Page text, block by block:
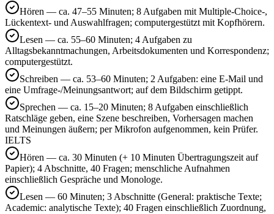
Hören — ca. 47–55 Minuten; 8 Aufgaben mit Multiple-Choice-,
Lückentext- und Auswahlfragen; computergestützt mit Kopfhörern.
Lesen — ca. 55–60 Minuten; 4 Aufgaben zu
Alltagsbekanntmachungen, Arbeitsdokumenten und Korrespondenz;
computergestützt.
Schreiben — ca. 53–60 Minuten; 2 Aufgaben: eine E-Mail und
eine Umfrage-/Meinungsantwort; auf dem Bildschirm getippt.
Sprechen — ca. 15–20 Minuten; 8 Aufgaben einschließlich
Ratschläge geben, eine Szene beschreiben, Vorhersagen machen
und Meinungen äußern; per Mikrofon aufgenommen, kein Prüfer.
IELTS
Hören — ca. 30 Minuten (+ 10 Minuten Übertragungszeit auf
Papier); 4 Abschnitte, 40 Fragen; menschliche Aufnahmen
einschließlich Gespräche und Monologe.
Lesen — 60 Minuten; 3 Abschnitte (General: praktische Texte;
Academic: analytische Texte); 40 Fragen einschließlich Zuordnung,